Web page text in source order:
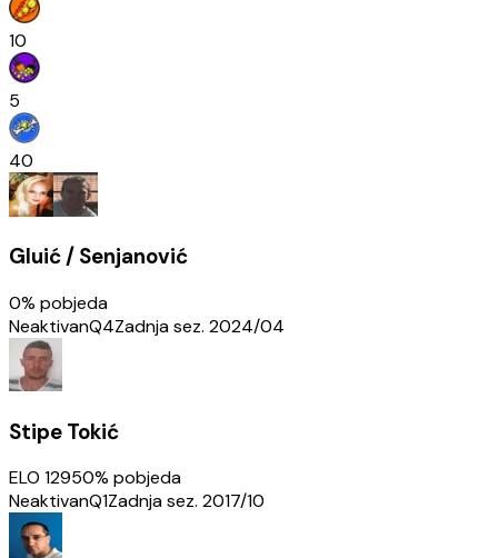
10
5
40
Gluić / Senjanović
0% pobjeda
NeaktivanQ4Zadnja sez. 2024/04
Stipe Tokić
ELO 12950% pobjeda
NeaktivanQ1Zadnja sez. 2017/10